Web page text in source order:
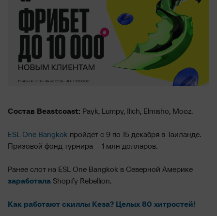
Состав Beastcoast: Payk, Lumpy, Ilich, Elmisho, Mooz.
ESL One Bangkok пройдет с 9 по 15 декабря в Таиланде.
Призовой фонд турнира – 1 млн долларов.
Ранее слот на ESL One Bangkok в Северной Америке
заработала Shopify Rebellion.
Как работают скиллы Кеза? Целых 80 хитростей!